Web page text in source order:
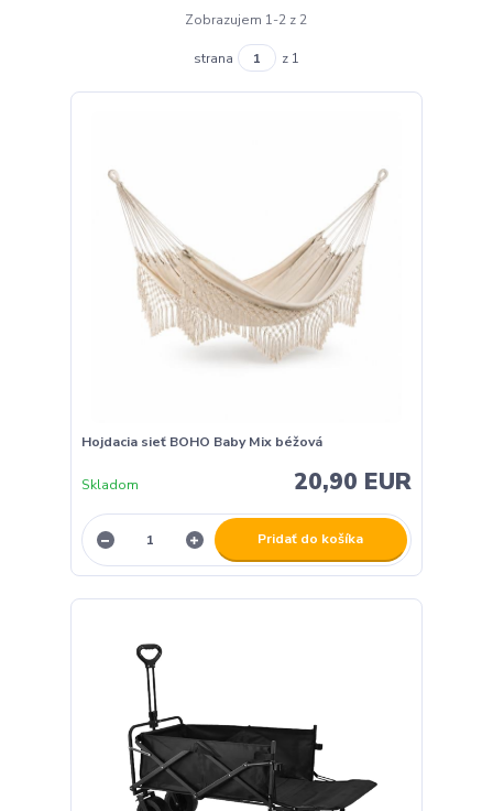
Zobrazujem 1-2 z 2
strana z 1
Hojdacia sieť BOHO Baby Mix béžová
20,90 EUR
Skladom
Pridať do košíka